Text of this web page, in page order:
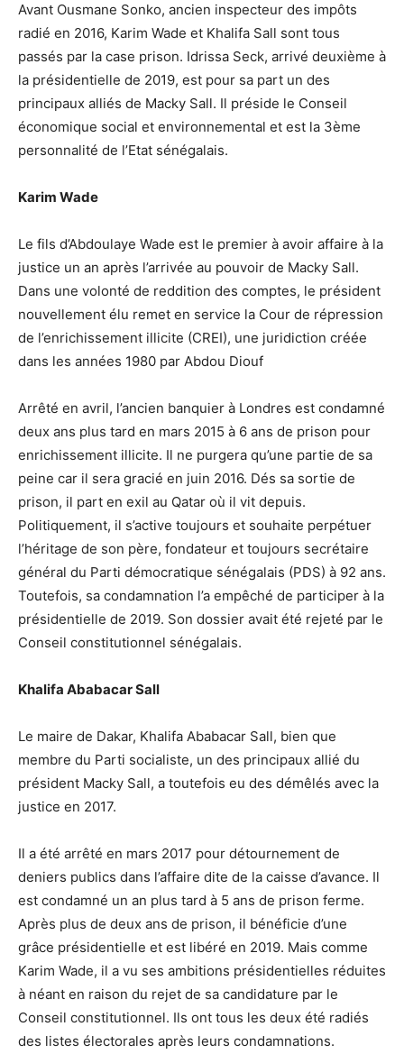
Avant Ousmane Sonko, ancien inspecteur des impôts
radié en 2016, Karim Wade et Khalifa Sall sont tous
passés par la case prison. Idrissa Seck, arrivé deuxième à
la présidentielle de 2019, est pour sa part un des
principaux alliés de Macky Sall. Il préside le Conseil
économique social et environnemental et est la 3ème
personnalité de l’Etat sénégalais.
Karim Wade
Le fils d’Abdoulaye Wade est le premier à avoir affaire à la
justice un an après l’arrivée au pouvoir de Macky Sall.
Dans une volonté de reddition des comptes, le président
nouvellement élu remet en service la Cour de répression
de l’enrichissement illicite (CREI), une juridiction créée
dans les années 1980 par Abdou Diouf
Arrêté en avril, l’ancien banquier à Londres est condamné
deux ans plus tard en mars 2015 à 6 ans de prison pour
enrichissement illicite. Il ne purgera qu’une partie de sa
peine car il sera gracié en juin 2016. Dés sa sortie de
prison, il part en exil au Qatar où il vit depuis.
Politiquement, il s’active toujours et souhaite perpétuer
l’héritage de son père, fondateur et toujours secrétaire
général du Parti démocratique sénégalais (PDS) à 92 ans.
Toutefois, sa condamnation l’a empêché de participer à la
présidentielle de 2019. Son dossier avait été rejeté par le
Conseil constitutionnel sénégalais.
Khalifa AbabacarSall
Le maire de Dakar, Khalifa Ababacar Sall, bien que
membre du Parti socialiste, un des principaux allié du
président Macky Sall, a toutefois eu des démêlés avec la
justice en 2017.
Il a été arrêté en mars 2017 pour détournement de
deniers publics dans l’affaire dite de la caisse d’avance. Il
est condamné un an plus tard à 5 ans de prison ferme.
Après plus de deux ans de prison, il bénéficie d’une
grâce présidentielle et est libéré en 2019. Mais comme
Karim Wade, il a vu ses ambitions présidentielles réduites
à néant en raison du rejet de sa candidature par le
Conseil constitutionnel. Ils ont tous les deux été radiés
des listes électorales après leurs condamnations.